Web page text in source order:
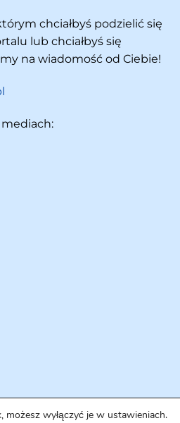
chciałbyś podzielić się
lub chciałbyś się
na wiadomość od Ciebie!
możesz wyłączyć je w ustawieniach.